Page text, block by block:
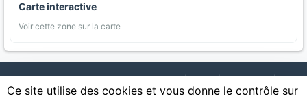
Carte interactive
Voir cette zone sur la carte
AgriMap — Données agricoles ouvertes | Carte | Communes |
Appellations | Regions | Cultures | Zones protégées | Forets |
Ce site utilise des cookies et vous donne le contrôle sur